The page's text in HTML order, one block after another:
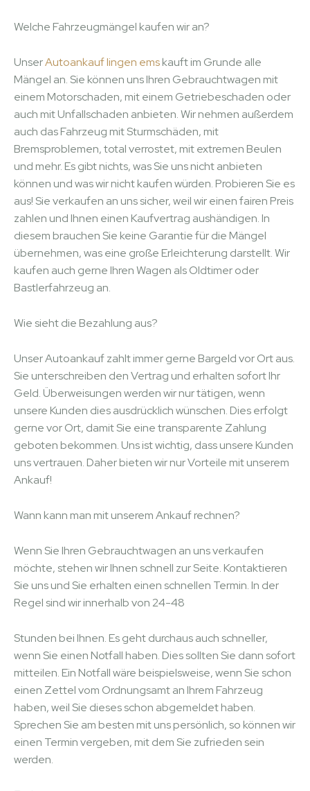
Welche Fahrzeugmängel kaufen wir an?
UnserAutoankauf lingen emskauft im Grunde alle
Mängel an. Sie können uns Ihren Gebrauchtwagen mit
einem Motorschaden, mit einem Getriebeschaden oder
auch mit Unfallschaden anbieten. Wir nehmen außerdem
auch das Fahrzeug mit Sturmschäden, mit
Bremsproblemen, total verrostet, mit extremen Beulen
und mehr. Es gibt nichts, was Sie uns nicht anbieten
können und was wir nicht kaufen würden. Probieren Sie es
aus! Sie verkaufen an uns sicher, weil wir einen fairen Preis
zahlen und Ihnen einen Kaufvertrag aushändigen. In
diesem brauchen Sie keine Garantie für die Mängel
übernehmen, was eine große Erleichterung darstellt. Wir
kaufen auch gerne Ihren Wagen als Oldtimer oder
Bastlerfahrzeug an.
Wie sieht die Bezahlung aus?
Unser Autoankauf zahlt immer gerne Bargeld vor Ort aus.
Sie unterschreiben den Vertrag und erhalten sofort Ihr
Geld. Überweisungen werden wir nur tätigen, wenn
unsere Kunden dies ausdrücklich wünschen. Dies erfolgt
gerne vor Ort, damit Sie eine transparente Zahlung
geboten bekommen. Uns ist wichtig, dass unsere Kunden
uns vertrauen. Daher bieten wir nur Vorteile mit unserem
Ankauf!
Wann kann man mit unserem Ankauf rechnen?
Wenn Sie Ihren Gebrauchtwagen an uns verkaufen
möchte, stehen wir Ihnen schnell zur Seite. Kontaktieren
Sie uns und Sie erhalten einen schnellen Termin. In der
Regel sind wir innerhalb von 24-48
Stunden bei Ihnen. Es geht durchaus auch schneller,
wenn Sie einen Notfall haben. Dies sollten Sie dann sofort
mitteilen. Ein Notfall wäre beispielsweise, wenn Sie schon
einen Zettel vom Ordnungsamt an Ihrem Fahrzeug
haben, weil Sie dieses schon abgemeldet haben.
Sprechen Sie am besten mit uns persönlich, so können wir
einen Termin vergeben, mit dem Sie zufrieden sein
werden.